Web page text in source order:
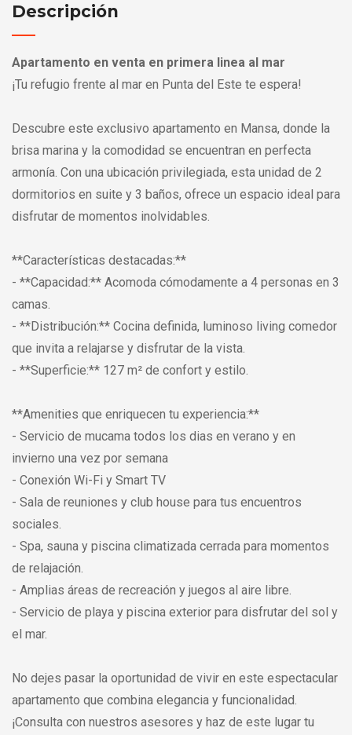
Descripción
Apartamento en venta en primera linea al mar
¡Tu refugio frente al mar en Punta del Este te espera!
Descubre este exclusivo apartamento en Mansa, donde la
brisa marina y la comodidad se encuentran en perfecta
armonía. Con una ubicación privilegiada, esta unidad de 2
dormitorios en suite y 3 baños, ofrece un espacio ideal para
disfrutar de momentos inolvidables.
**Características destacadas:**
- **Capacidad:** Acomoda cómodamente a 4 personas en 3
camas.
- **Distribución:** Cocina definida, luminoso living comedor
que invita a relajarse y disfrutar de la vista.
- **Superficie:** 127 m² de confort y estilo.
**Amenities que enriquecen tu experiencia:**
- Servicio de mucama todos los dias en verano y en
invierno una vez por semana
- Conexión Wi-Fi y Smart TV
- Sala de reuniones y club house para tus encuentros
sociales.
- Spa, sauna y piscina climatizada cerrada para momentos
de relajación.
- Amplias áreas de recreación y juegos al aire libre.
- Servicio de playa y piscina exterior para disfrutar del sol y
el mar.
No dejes pasar la oportunidad de vivir en este espectacular
apartamento que combina elegancia y funcionalidad.
¡Consulta con nuestros asesores y haz de este lugar tu